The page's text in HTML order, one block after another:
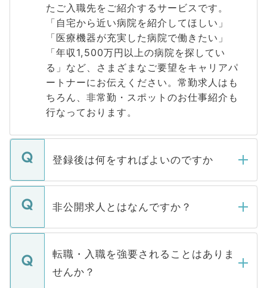
たご入職先をご紹介するサービスです。
「自宅から近い病院を紹介してほしい」
「医療機器が充実した病院で働きたい」
「年収1,500万円以上の病院を探してい
る」など、さまざまなご要望をキャリアパ
ートナーにお伝えください。常勤求人はも
ちろん、非常勤・スポットのお仕事紹介も
行なっております。
登録後は何をすればよいのですか
ご登録いただきましたら、弊社担当者がご
登録内容を確認し、その後メールもしくは
ます。通常、5営業日以内にはご連絡をせて
いただきますので、しばらくお待ちくださ
非公開求人とはなんですか？
マイナビDOCTORで取り扱っている求人の
うち約3割は、Webサイトからご覧いただ
けない「非公開求人」です。非公開求人は
下記の理由によって、一般には公開してい
転職・入職を強要されることはありま
せんか？